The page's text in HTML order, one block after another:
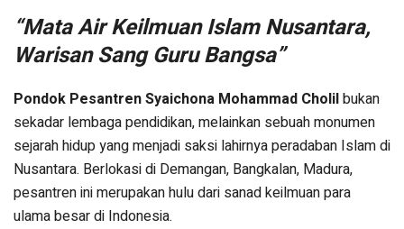
“Mata Air Keilmuan Islam Nusantara,
Warisan Sang Guru Bangsa”
Pondok Pesantren Syaichona Mohammad Cholilbukan
sekadar lembaga pendidikan, melainkan sebuah monumen
sejarah hidup yang menjadi saksi lahirnya peradaban Islam di
Nusantara. Berlokasi di Demangan, Bangkalan, Madura,
pesantren ini merupakan hulu dari sanad keilmuan para
ulama besar di Indonesia.